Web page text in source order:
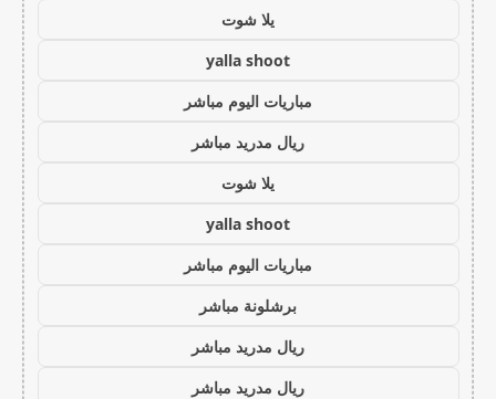
يلا شوت
yalla shoot
مباريات اليوم مباشر
ريال مدريد مباشر
يلا شوت
yalla shoot
مباريات اليوم مباشر
برشلونة مباشر
ريال مدريد مباشر
ريال مدريد مباشر